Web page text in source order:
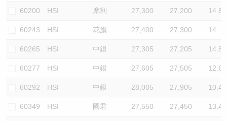
60200 HSI 摩利 27,300 27,200 14.8
60243 HSI 花旗 27,400 27,300 14
60265 HSI 中銀 27,305 27,205 14.8
60277 HSI 中銀 27,605 27,505 12.6
60292 HSI 中銀 28,005 27,905 10.4
60349 HSI 國君 27,550 27,450 13.4